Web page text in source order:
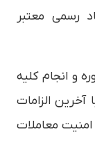
رسمی معتبر
و انجام کلیه
الزامات
معاملات